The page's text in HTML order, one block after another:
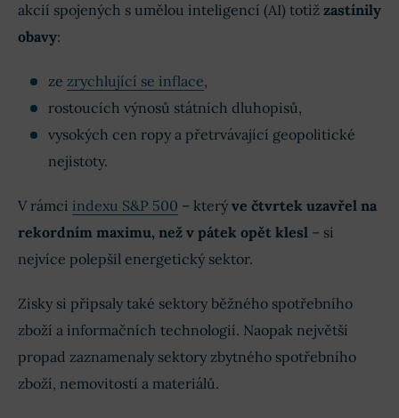
akcií spojených s umělou inteligencí (AI) totiž zastínily
obavy:
ze zrychlující se inflace,
rostoucích výnosů státních dluhopisů,
vysokých cen ropy a přetrvávající geopolitické
nejistoty.
V rámci indexu S&P 500 – který ve čtvrtek uzavřel na
rekordním maximu, než v pátek opět klesl – si
nejvíce polepšil energetický sektor.
Zisky si připsaly také sektory běžného spotřebního
zboží a informačních technologií. Naopak největší
propad zaznamenaly sektory zbytného spotřebního
zboží, nemovitostí a materiálů.